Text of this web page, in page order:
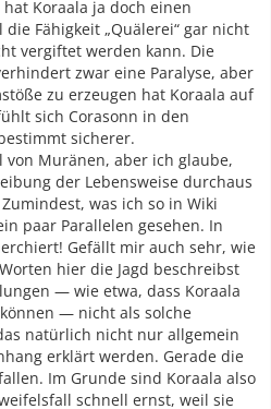
Koraala ja doch einen
Fähigkeit „Quälerei“ gar nicht
vergiftet werden kann. Die
zwar eine Paralyse, aber
zu erzeugen hat Koraala auf
sich Corasonn in den
sicherer.
Muränen, aber ich glaube,
der Lebensweise durchaus
was ich so in Wiki
paar Parallelen gesehen. In
Gefällt mir auch sehr, wie
hier die Jagd beschreibst
— wie etwa, dass Koraala
— nicht als solche
natürlich nicht nur allgemein
erklärt werden. Gerade die
Im Grunde sind Koraala also
schnell ernst, weil sie